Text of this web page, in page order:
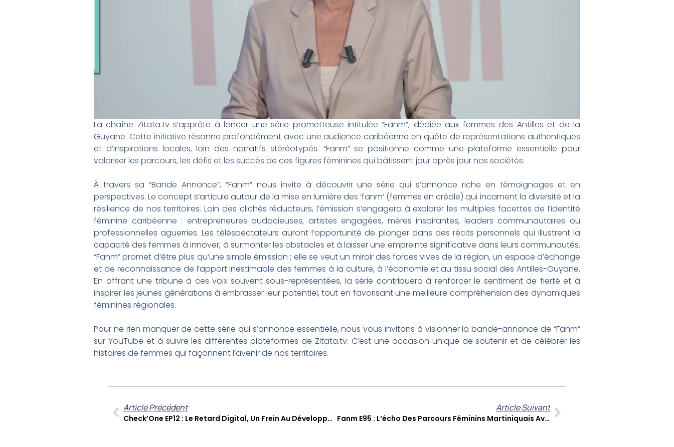
La chaîne Zitata.tv s’apprête à lancer une série prometteuse intitulée “Fanm”, dédiée aux femmes des Antilles et de la
Guyane. Cette initiative résonne profondément avec une audience caribéenne en quête de représentations authentiques
et d’inspirations locales, loin des narratifs stéréotypés. “Fanm” se positionne comme une plateforme essentielle pour
valoriser les parcours, les défis et les succès de ces figures féminines qui bâtissent jour après jour nos sociétés.
À travers sa “Bande Annonce”, “Fanm” nous invite à découvrir une série qui s’annonce riche en témoignages et en
perspectives. Le concept s’articule autour de la mise en lumière des ‘fanm’ (femmes en créole) qui incarnent la diversité et la
résilience de nos territoires. Loin des clichés réducteurs, l’émission s’engagera à explorer les multiples facettes de l’identité
féminine caribéenne : entrepreneures audacieuses, artistes engagées, mères inspirantes, leaders communautaires ou
professionnelles aguerries. Les téléspectateurs auront l’opportunité de plonger dans des récits personnels qui illustrent la
capacité des femmes à innover, à surmonter les obstacles et à laisser une empreinte significative dans leurs communautés.
“Fanm” promet d’être plus qu’une simple émission ; elle se veut un miroir des forces vives de la région, un espace d’échange
et de reconnaissance de l’apport inestimable des femmes à la culture, à l’économie et au tissu social des Antilles-Guyane.
En offrant une tribune à ces voix souvent sous-représentées, la série contribuera à renforcer le sentiment de fierté et à
inspirer les jeunes générations à embrasser leur potentiel, tout en favorisant une meilleure compréhension des dynamiques
féminines régionales.
Pour ne rien manquer de cette série qui s’annonce essentielle, nous vous invitons à visionner la bande-annonce de “Fanm”
sur YouTube et à suivre les différentes plateformes de Zitata.tv. C’est une occasion unique de soutenir et de célébrer les
histoires de femmes qui façonnent l’avenir de nos territoires.
Article Précédent
Check’One EP12 : Le Retard Digital, Un Frein Au Développement Économique De La Martinique ?
Article Suivant
Fanm E95 : L’écho Des Parcours Féminins Martiniquais Avec Barbara Lina Et Rosemonde Pierre Louis